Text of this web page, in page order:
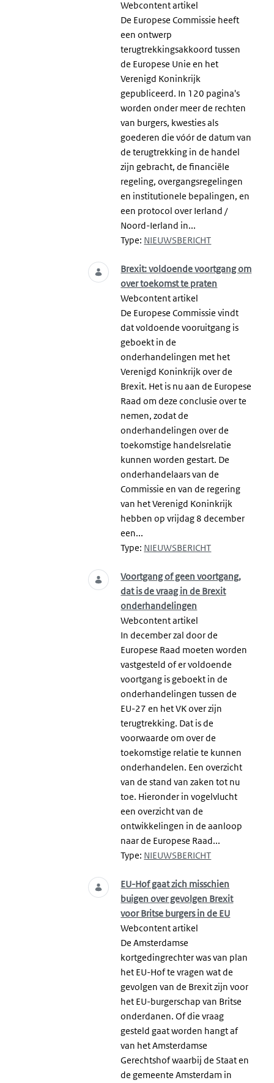
Webcontent artikel
De Europese Commissie heeft
een ontwerp
terugtrekkingsakkoord tussen
de Europese Unie en het
Verenigd Koninkrijk
gepubliceerd. In 120 pagina's
worden onder meer de rechten
van burgers, kwesties als
goederen die vóór de datum van
de terugtrekking in de handel
zijn gebracht, de financiële
regeling, overgangsregelingen
en institutionele bepalingen, en
een protocol over Ierland /
Noord-Ierland in...
Type: NIEUWSBERICHT
Brexit: voldoende voortgang om
over toekomst te praten
Webcontent artikel
De Europese Commissie vindt
dat voldoende vooruitgang is
geboekt in de
onderhandelingen met het
Verenigd Koninkrijk over de
Brexit. Het is nu aan de Europese
Raad om deze conclusie over te
nemen, zodat de
onderhandelingen over de
toekomstige handelsrelatie
kunnen worden gestart. De
onderhandelaars van de
Commissie en van de regering
van het Verenigd Koninkrijk
hebben op vrijdag 8 december
een...
Type: NIEUWSBERICHT
Voortgang of geen voortgang,
dat is de vraag in de Brexit
onderhandelingen
Webcontent artikel
In december zal door de
Europese Raad moeten worden
vastgesteld of er voldoende
voortgang is geboekt in de
onderhandelingen tussen de
EU-27 en het VK over zijn
terugtrekking. Dat is de
voorwaarde om over de
toekomstige relatie te kunnen
onderhandelen. Een overzicht
van de stand van zaken tot nu
toe. Hieronder in vogelvlucht
een overzicht van de
ontwikkelingen in de aanloop
naar de Europese Raad...
Type: NIEUWSBERICHT
EU-Hof gaat zich misschien
buigen over gevolgen Brexit
voor Britse burgers in de EU
Webcontent artikel
De Amsterdamse
kortgedingrechter was van plan
het EU-Hof te vragen wat de
gevolgen van de Brexit zijn voor
het EU-burgerschap van Britse
onderdanen. Of die vraag
gesteld gaat worden hangt af
van het Amsterdamse
Gerechtshof waarbij de Staat en
de gemeente Amsterdam in